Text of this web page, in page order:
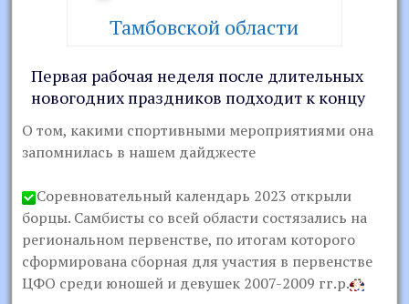
Тамбовской области
Первая рабочая неделя после длительных
новогодних праздников подходит к концу
О том, какими спортивными мероприятиями она
запомнилась в нашем дайджесте
Соревновательный календарь 2023 открыли
борцы. Самбисты со всей области состязались на
региональном первенстве, по итогам которого
сформирована сборная для участия в первенстве
ЦФО среди юношей и девушек 2007-2009 гг.р.